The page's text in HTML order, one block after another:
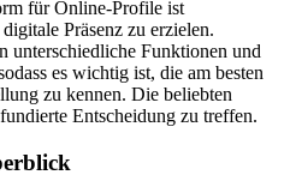
für Online-Profile ist
Präsenz zu erzielen.
unterschiedliche Funktionen und
es wichtig ist, die am besten
zu kennen. Die beliebten
Entscheidung zu treffen.